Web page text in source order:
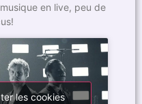
en live, peu de
les cookies